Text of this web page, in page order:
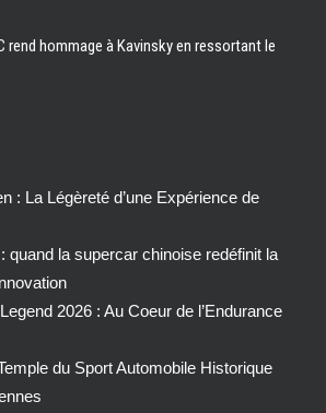
rend hommage à Kavinsky en ressortant le
: La Légèreté d’une Expérience de
quand la supercar chinoise redéfinit la
2026 : Au Coeur de l’Endurance
du Sport Automobile Historique